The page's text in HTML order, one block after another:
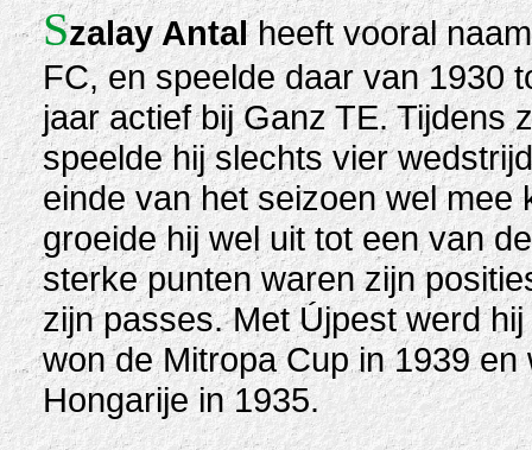
Szalay Antalheeft vooral
FC, en speelde daar van 1930
jaar actief bij Ganz TE. Tijdens
speelde hij slechts vier
einde van het seizoen wel mee
groeide hij wel uit tot een van
sterke punten waren zijn
zijn passes. Met Újpest werd
won de Mitropa Cup in 1939
Hongarije in 1935.